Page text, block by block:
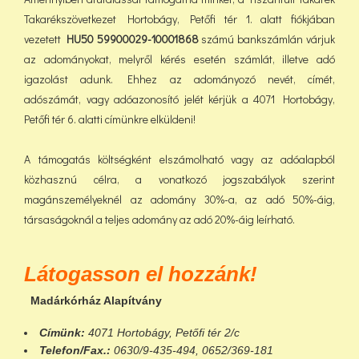
Takarékszövetkezet Hortobágy, Petőfi tér 1. alatt fiókjában
vezetett HU50 59900029-10001868számú bankszámlán várjuk
az adományokat, melyről kérés esetén számlát, illetve adó
igazolást adunk. Ehhez az adományozó nevét, címét,
adószámát, vagy adóazonosító jelét kérjük a 4071 Hortobágy,
Petőfi tér 6. alatti címünkre elküldeni!
A támogatás költségként elszámolható vagy az adóalapból
közhasznú célra, a vonatkozó jogszabályok szerint
magánszemélyeknél az adomány 30%-a, az adó 50%-áig,
társaságoknál a teljes adomány az adó 20%-áig leírható.
Látogasson el hozzánk!
Madárkórház Alapítvány
Címünk: 4071 Hortobágy, Petőfi tér 2/c
Telefon/Fax.: 0630/9-435-494, 0652/369-181